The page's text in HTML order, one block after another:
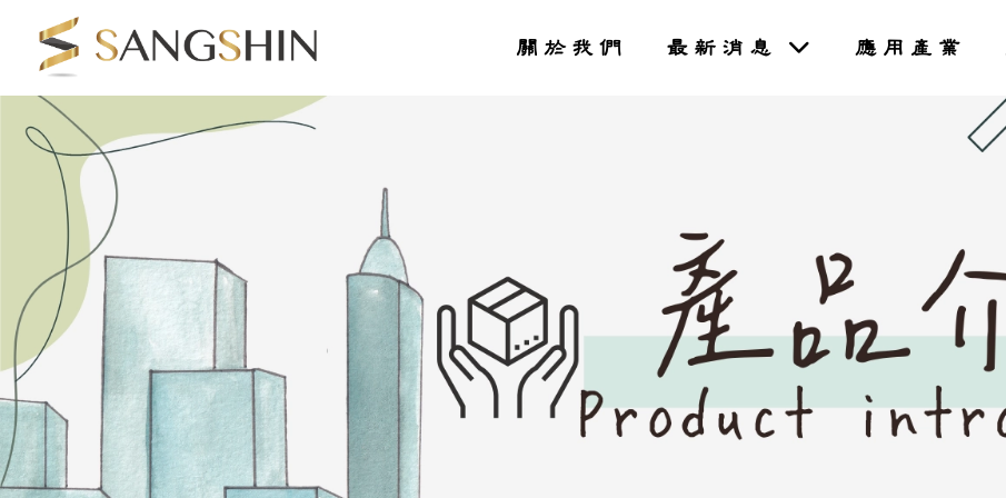
關於我們 最新消息 應用產業